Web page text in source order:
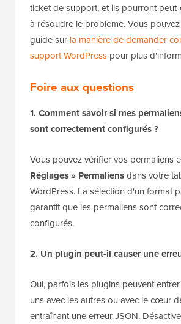
ticket de support, et ils pourront
à résoudre le problème. Vous
guide sur la manière de demander
support WordPress pour plus
Foire aux questions
1. Comment savoir si mes
sont correctement configurés ?
Vous pouvez vérifier vos permaliens
Réglages » Permaliensdans votre
WordPress. La sélection d'un format
garantit que les permaliens sont
configurés.
2. Un plugin peut-il causer une
Oui, parfois les plugins peuvent
uns avec les autres ou avec le cœur
entraînant une erreur JSON.